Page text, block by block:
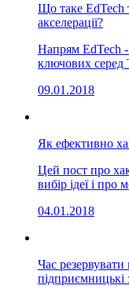
Що таке EdTech
акселерації?
Напрям EdTech -
ключових серед
09.01.2018
Як ефективно
Цей пост про
вибір ідеї і про
04.01.2018
Час резервувати
підприємницькі